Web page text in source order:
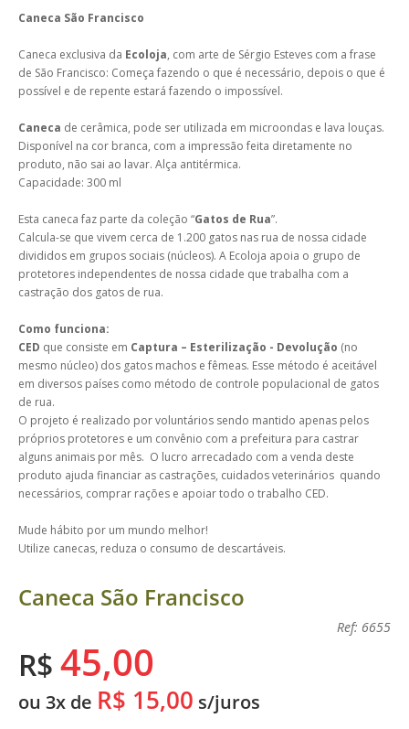
Caneca São Francisco
Caneca exclusiva da Ecoloja, com arte de Sérgio Esteves com a frase
de São Francisco: Começa fazendo o que é necessário, depois o que é
possível e de repente estará fazendo o impossível.
Caneca de cerâmica, pode ser utilizada em microondas e lava louças.
Disponível na cor branca, com a impressão feita diretamente no
produto, não sai ao lavar. Alça antitérmica.
Capacidade: 300 ml
Esta caneca faz parte da coleção “Gatos de Rua”.
Calcula-se que vivem cerca de 1.200 gatos nas rua de nossa cidade
divididos em grupos sociais (núcleos). A Ecoloja apoia o grupo de
protetores independentes de nossa cidade que trabalha com a
castração dos gatos de rua.
Como funciona:
CED que consiste em Captura – Esterilização - Devolução (no
mesmo núcleo) dos gatos machos e fêmeas. Esse método é aceitável
em diversos países como método de controle populacional de gatos
de rua.
O projeto é realizado por voluntários sendo mantido apenas pelos
próprios protetores e um convênio com a prefeitura para castrar
alguns animais por mês. O lucro arrecadado com a venda deste
produto ajuda financiar as castrações, cuidados veterinários quando
necessários, comprar rações e apoiar todo o trabalho CED.
Mude hábito por um mundo melhor!
Utilize canecas, reduza o consumo de descartáveis.
Caneca São Francisco
Ref: 6655
R$ 45,00
ou 3x de R$ 15,00 s/juros